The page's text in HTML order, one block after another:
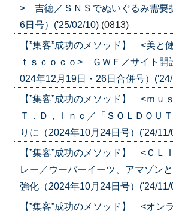
> 吉徳／ＳＮＳでぬいぐるみ需要
6日号）('25/02/10) (0813)
【”集客”成功のメソッド】 <美と
ｔｓｃｏｃｏ> ＧＷＦ／サイト開
024年12月19日・26日合併号）
【”集客”成功のメソッド】 <ｍｕ
Ｔ．Ｄ，Ｉｎｃ／「ＳＯＬＤＯＵ
りに（2024年10月24日号）('24/11/
【”集客”成功のメソッド】 <Ｃ
レー／ウーバーイーツ、アマゾン
強化（2024年10月24日号）('24/11/
【”集客”成功のメソッド】 <オン